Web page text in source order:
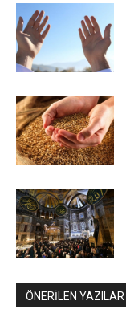
ÖNERİLEN YAZILAR